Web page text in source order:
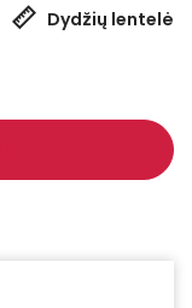
Dydžių lentelė